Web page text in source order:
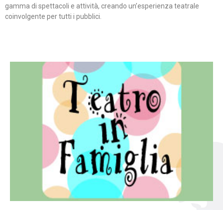
gamma di spettacoli e attività, creando un’esperienza teatrale
coinvolgente per tutti i pubblici.
Teatro in famiglia
Teatro In Famiglia è una rassegna di teatro concepita
per far condividere e godere del teatro all’intera
famiglia.
Continua